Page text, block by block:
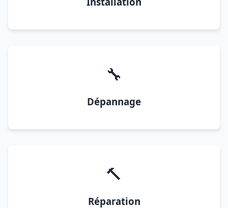
🔧
Dépannage
🔨
Réparation